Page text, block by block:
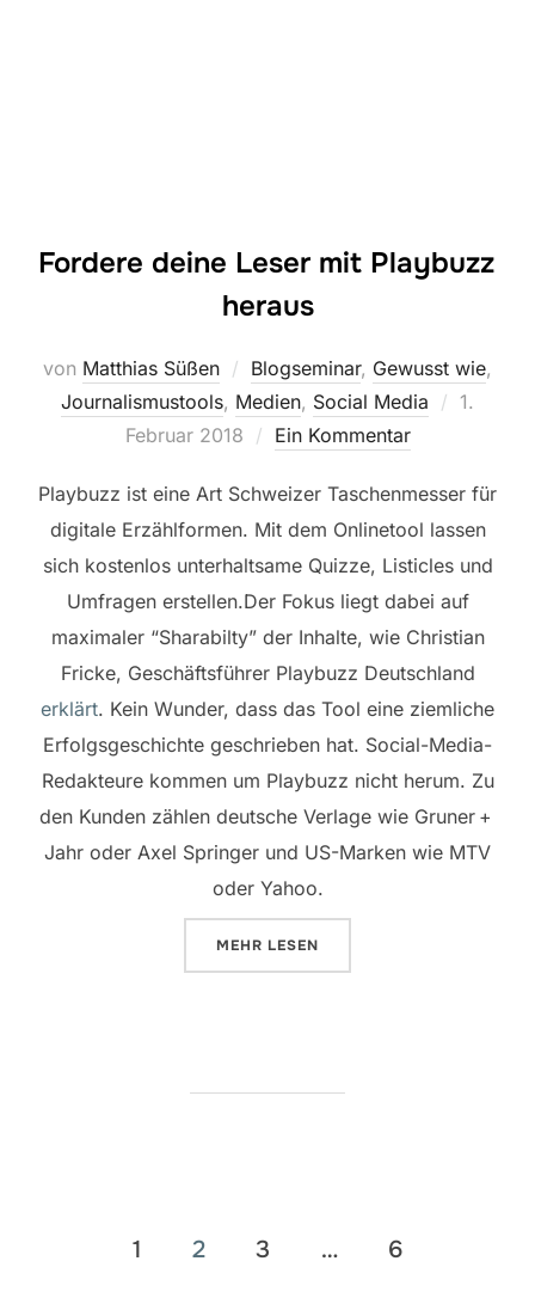
Fordere deine Leser mit Playbuzz
heraus
von Matthias Süßen Blogseminar, Gewusst wie,
Journalismustools, Medien, Social Media
1.
Februar 2018
Ein Kommentar
Playbuzz ist eine Art Schweizer Taschenmesser für
digitale Erzählformen. Mit dem Onlinetool lassen
sich kostenlos unterhaltsame Quizze, Listicles und
Umfragen erstellen.Der Fokus liegt dabei auf
maximaler “Sharabilty” der Inhalte, wie Christian
Fricke, Geschäftsführer Playbuzz Deutschland
erklärt. Kein Wunder, dass das Tool eine ziemliche
Erfolgsgeschichte geschrieben hat. Social-Media-
Redakteure kommen um Playbuzz nicht herum. Zu
den Kunden zählen deutsche Verlage wie Gruner +
Jahr oder Axel Springer und US-Marken wie MTV
oder Yahoo.
MEHR ÜBER „FORDERE DEINE LESER
LESEN
Seitennummerierung
1 2 3 … 6